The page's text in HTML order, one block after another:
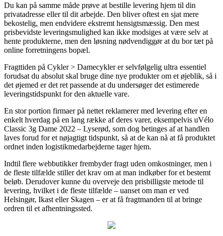
Du kan på samme måde prøve at bestille levering hjem til din
privatadresse eller til dit arbejde. Den bliver oftest en sjat mere
bekostelig, men endvidere ekstremt hensigtsmæssig. Den mest
prisbevidste leveringsmulighed kan ikke modsiges at være selv at
hente produkterne, men den løsning nødvendiggør at du bor tæt på
online forretningens bopæl.
Fragttiden på Cykler > Damecykler er selvfølgelig ultra essentiel
forudsat du absolut skal bruge dine nye produkter om et øjeblik, så i
det øjemed er det ret passende at du undersøger det estimerede
leveringstidspunkt for den aktuelle vare.
En stor portion firmaer på nettet reklamerer med levering efter en
enkelt hverdag på en lang række af deres varer, eksempelvis uVélo
Classic 3g Dame 2022 – Lyserød, som dog betinges af at handlen
laves forud for et nøjagtigt tidspunkt, så at de kan nå at få produktet
ordnet inden logistikmedarbejderne tager hjem.
Indtil flere webbutikker frembyder fragt uden omkostninger, men i
de fleste tilfælde stiller det krav om at man indkøber for et bestemt
beløb. Derudover kunne du overveje den prisbilligste metode til
levering, hvilket i de fleste tilfælde – uanset om man er ved
Helsingør, Ikast eller Skagen – er at få fragtmanden til at bringe
ordren til et afhentningssted.